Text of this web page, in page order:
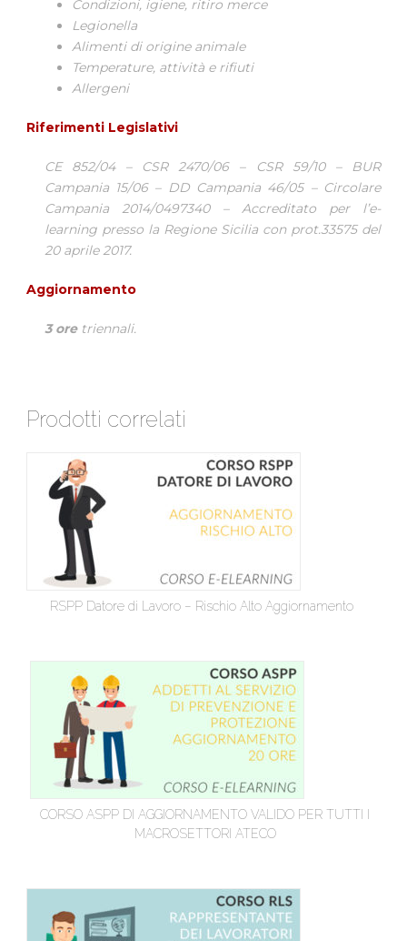
Condizioni, igiene, ritiro merce
Legionella
Alimenti di origine animale
Temperature, attività e rifiuti
Allergeni
Riferimenti Legislativi
CE 852/04 – CSR 2470/06 – CSR 59/10 – BUR
Campania 15/06 – DD Campania 46/05 – Circolare
Campania 2014/0497340 – Accreditato per l’e-
learning presso la Regione Sicilia con prot.33575 del
20 aprile 2017.
Aggiornamento
3 oretriennali.
Prodotti correlati
RSPP Datore di Lavoro – Rischio Alto Aggiornamento
CORSO ASPP DI AGGIORNAMENTO VALIDO PER TUTTI I
MACROSETTORI ATECO